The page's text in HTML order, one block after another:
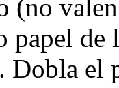
(no
papel de
Dobla el